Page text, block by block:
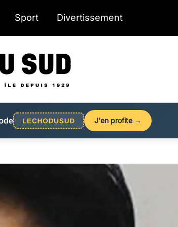
Sport Divertissement
J'en profite →